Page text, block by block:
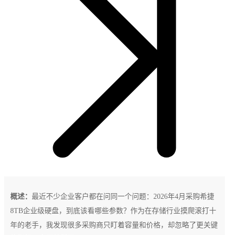
概述： 最近不少企业客户都在问同一个问题：2026年4月采购希捷
8TB企业级硬盘，到底该看哪些参数？作为在存储行业摸爬滚打十
年的老手，我发现很多采购商只盯着容量和价格，却忽略了更关键